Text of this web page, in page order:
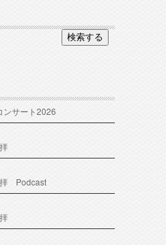
検索する
ンサート2026
Podcast